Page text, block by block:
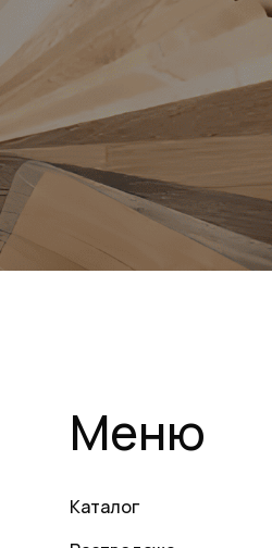
Меню
Каталог